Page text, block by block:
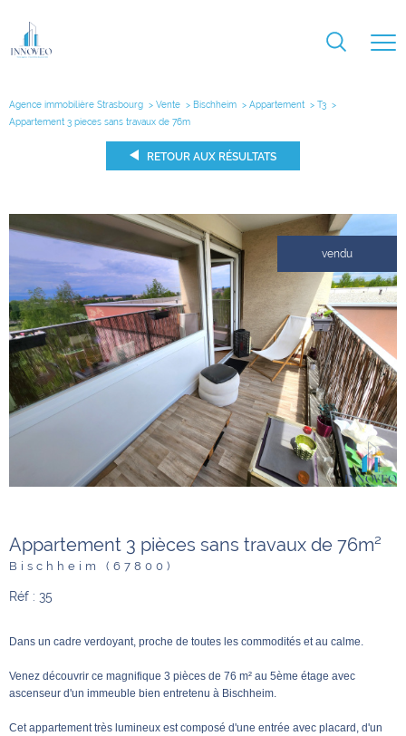
Agence immobilière Strasbourg Vente Bischheim Appartement
T3
Appartement 3 pieces sans travaux de 76m
RETOUR AUX RÉSULTATS
vendu
Appartement 3 pièces sans travaux de 76m²
Bischheim (67800)
Réf : 35
Dans un cadre verdoyant, proche de toutes les commodités et au calme.
Venez découvrir ce magnifique 3 pièces de 76 m² au 5ème étage avec
ascenseur d'un immeuble bien entretenu à Bischheim.
Cet appartement très lumineux est composé d'une entrée avec placard, d'un